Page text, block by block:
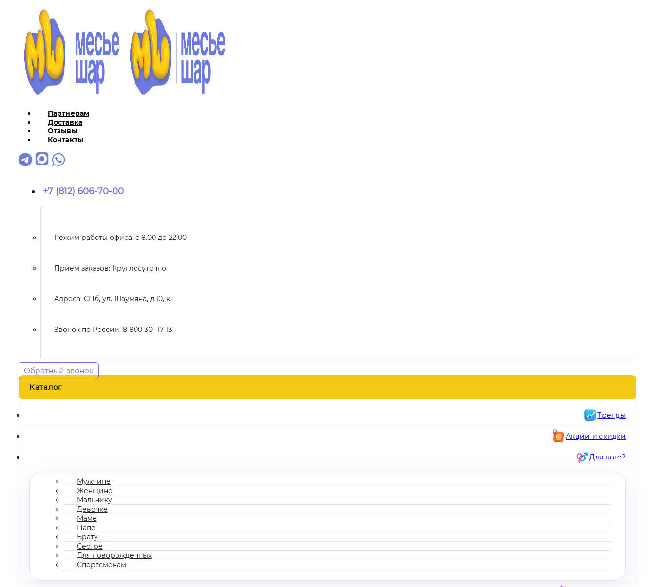
Партнерам
Доставка
Отзывы
Контакты
+7 (812) 606-70-00
Режим работы офиса: с 8.00 до 22.00
Прием заказов: Круглосуточно
Адреса: СПб, ул. Шаумяна, д.10, к.1
Звонок по России: 8 800 301-17-13
Обратный звонок
Каталог
Тренды
Акции и скидки
Для кого?
Мужчине
Женщине
Мальчику
Девочке
Маме
Папе
Брату
Сестре
Для новорожденных
Спортсменам